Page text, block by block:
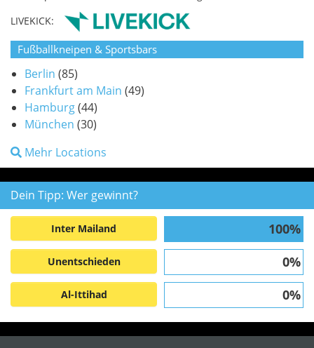
LIVEKICK:
Fußballkneipen & Sportsbars
Berlin (85)
Frankfurt am Main (49)
Hamburg(44)
München (30)
Mehr Locations
Dein Tipp: Wer gewinnt?
Inter Mailand 100%
Unentschieden 0%
Al-Ittihad 0%